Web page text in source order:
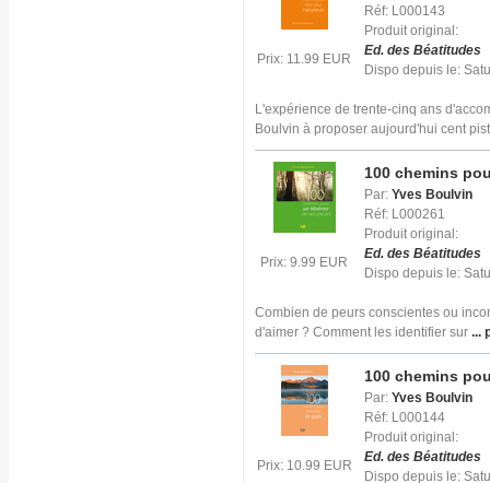
Prix: 11.99 EUR
Réf: L000143
Produit original:
Ed. des Béatitudes
Dispo depuis le:
L'expérience de trente-cinq ans
Boulvin à proposer aujourd'hui cent
Prix: 9.99 EUR
100 chemins
Par: Yves Boulvin
Réf: L000261
Produit original:
Ed. des Béatitudes
Dispo depuis le:
Combien de peurs conscientes ou
d'aimer ? Comment les identifier sur ...
Prix: 10.99 EUR
100 chemins
Par: Yves Boulvin
Réf: L000144
Produit original:
Ed. des Béatitudes
Dispo depuis le: